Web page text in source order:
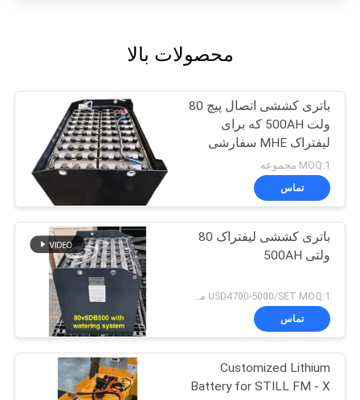
محصولات بالا
باتری کششی اتصال پیچ 80
ولت 500AH که برای
لیفتراک MHE سفارشی
شده است
MOQ:1 مجموعه
تماس
باتری کششی لیفتراک 80
ولتی 500AH
تماس
Customized Lithium
Battery for STILL FM - X